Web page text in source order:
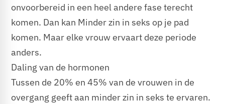
onvoorbereid in een heel andere fase terecht
komen. Dan kan Minder zin in seks op je pad
komen. Maar elke vrouw ervaart deze periode
anders.
Daling van de hormonen
​Tussen de 20% en 45% van de vrouwen in de
overgang geeft aan minder zin in seks te ervaren.